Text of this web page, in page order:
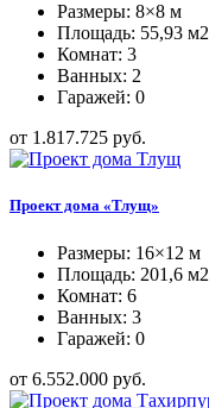
Размеры: 8×8 м
Площадь: 55,93 м2
Комнат: 3
Ванных: 2
Гаражей: 0
от 1.817.725 руб.
Проект дома «Тлущ»
Размеры: 16×12 м
Площадь: 201,6 м2
Комнат: 6
Ванных: 3
Гаражей: 0
от 6.552.000 руб.